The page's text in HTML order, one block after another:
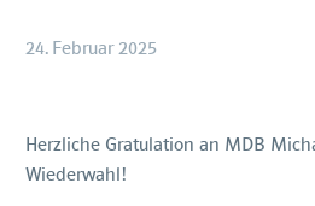
24. Februar 2025
Herzliche Gratulation an MDB
Wiederwahl!